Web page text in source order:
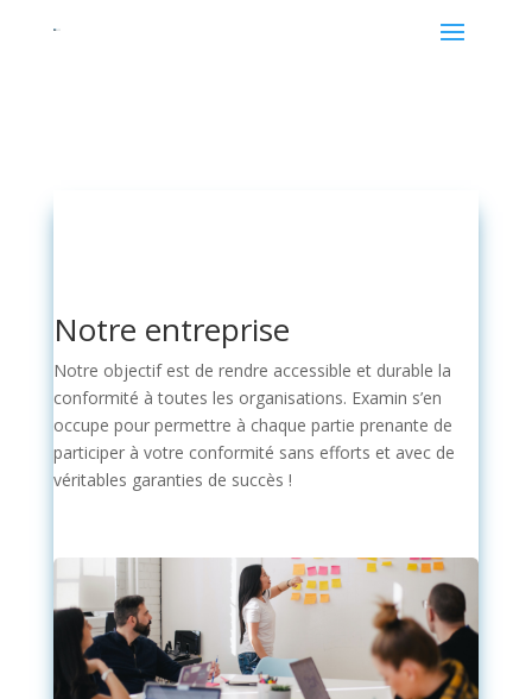
Notre entreprise
Notre objectif est de rendre accessible et durable la
conformité à toutes les organisations. Examin s’en
occupe pour permettre à chaque partie prenante de
participer à votre conformité sans efforts et avec de
véritables garanties de succès !